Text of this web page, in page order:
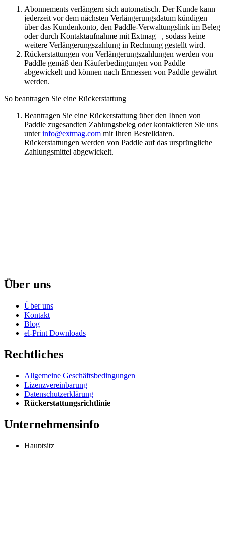
Abonnements verlängern sich automatisch. Der Kunde kann
jederzeit vor dem nächsten Verlängerungsdatum kündigen –
über das Kundenkonto, den Paddle-Verwaltungslink im Beleg
oder durch Kontaktaufnahme mit Extmag –, sodass keine
weitere Verlängerungszahlung in Rechnung gestellt wird.
Rückerstattungen von Verlängerungszahlungen werden von
Paddle gemäß den Käuferbedingungen von Paddle
abgewickelt und können nach Ermessen von Paddle gewährt
werden.
So beantragen Sie eine Rückerstattung
Beantragen Sie eine Rückerstattung über den Ihnen von
Paddle zugesandten Zahlungsbeleg oder kontaktieren Sie uns
unterinfo@extmag.com mit Ihren Bestelldaten.
Rückerstattungen werden von Paddle auf das ursprüngliche
Zahlungsmittel abgewickelt.
Über uns
Über uns
Kontakt
Blog
el-Print Downloads
Rechtliches
Allgemeine Geschäftsbedingungen
Lizenzvereinbarung
Datenschutzerklärung
Rückerstattungsrichtlinie
Unternehmensinfo
Hauptsitz